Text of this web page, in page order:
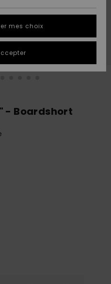
- Boardshort
mes choix